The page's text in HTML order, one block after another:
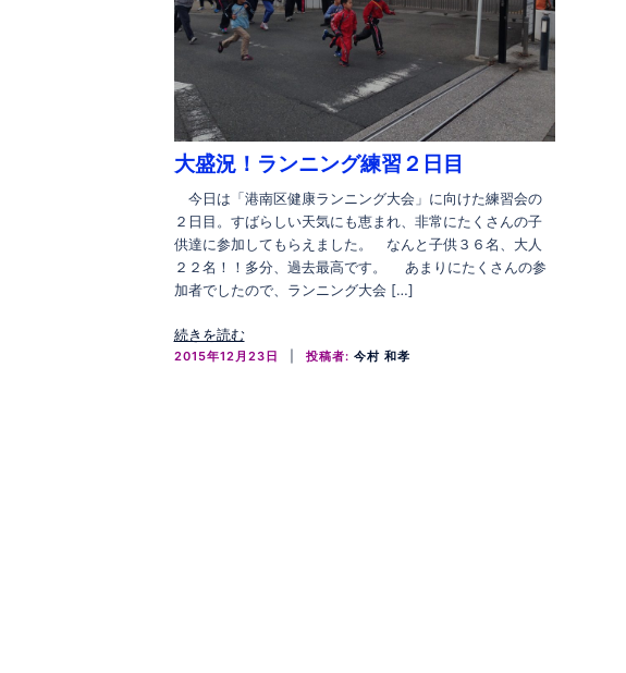
大盛況！ランニング練習２日目
今日は「港南区健康ランニング大会」に向けた練習会の
２日目。すばらしい天気にも恵まれ、非常にたくさんの子
供達に参加してもらえました。 なんと子供３６名、大人
２２名！！多分、過去最高です。 あまりにたくさんの参
加者でしたので、ランニング大会 […]
続きを読む
2015年12月23日 投稿者: 今村 和孝